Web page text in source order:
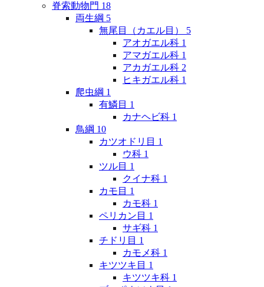
脊索動物門 18
両生綱 5
無尾目（カエル目） 5
アオガエル科 1
アマガエル科 1
アカガエル科 2
ヒキガエル科 1
爬虫綱 1
有鱗目 1
カナヘビ科 1
鳥綱 10
カツオドリ目 1
ウ科 1
ツル目 1
クイナ科 1
カモ目 1
カモ科 1
ペリカン目 1
サギ科 1
チドリ目 1
カモメ科 1
キツツキ目 1
キツツキ科 1